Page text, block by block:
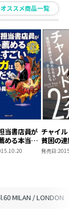
MILAN / LONDON
オススメ商品一覧
当書店員が
める本当に
ンガはこれ
チャイ
貧困の
られな
発売日: